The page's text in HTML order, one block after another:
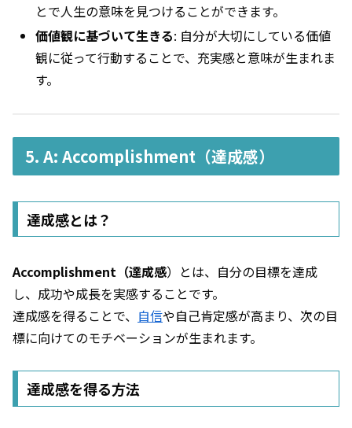
とで人生の意味を見つけることができます。
価値観に基づいて生きる: 自分が大切にしている価値
観に従って行動することで、充実感と意味が生まれま
す。
5. A: Accomplishment（達成感）
達成感とは？
Accomplishment（達成感）とは、自分の目標を達成
し、成功や成長を実感することです。
達成感を得ることで、 自信や自己肯定感が高まり、次の目
標に向けてのモチベーションが生まれます。
達成感を得る方法